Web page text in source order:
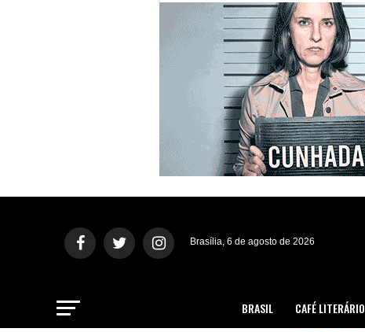
Brasília, 6 de agosto de 2026
BRASIL CAFÉ LITERÁRIO